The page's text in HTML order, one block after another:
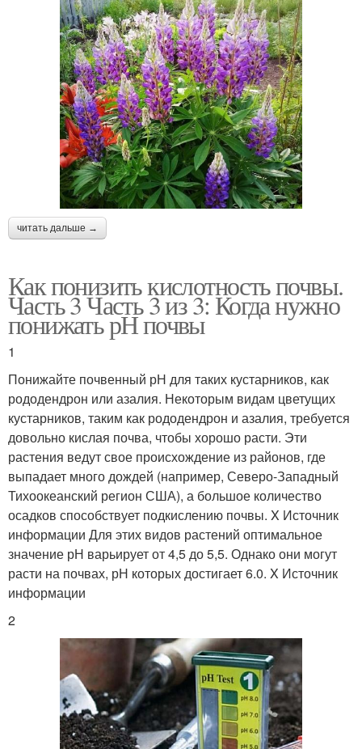
читать дальше →
Как понизить кислотность почвы.
Часть 3 Часть 3 из 3: Когда нужно
понижать рН почвы
1
Понижайте почвенный рН для таких кустарников, как
рододендрон или азалия. Некоторым видам цветущих
кустарников, таким как рододендрон и азалия, требуется
довольно кислая почва, чтобы хорошо расти. Эти
растения ведут свое происхождение из районов, где
выпадает много дождей (например, Северо-Западный
Тихоокеанский регион США), а большое количество
осадков способствует подкислению почвы. X Источник
информации Для этих видов растений оптимальное
значение рН варьирует от 4,5 до 5,5. Однако они могут
расти на почвах, рН которых достигает 6.0. X Источник
информации
2